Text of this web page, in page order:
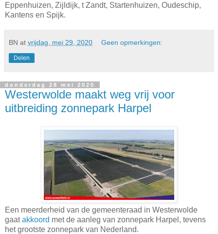
Eppenhuizen, Zijldijk, t Zandt, Startenhuizen, Oudeschip,
Kantens en Spijk.
BN at vrijdag, mei 29, 2020 Geen opmerkingen:
Delen
donderdag 28 mei 2020
Westerwolde maakt weg vrij voor
uitbreiding zonnepark Harpel
Een meerderheid van de gemeenteraad in Westerwolde
gaatakkoord met de aanleg van zonnepark Harpel, tevens
het grootste zonnepark van Nederland.